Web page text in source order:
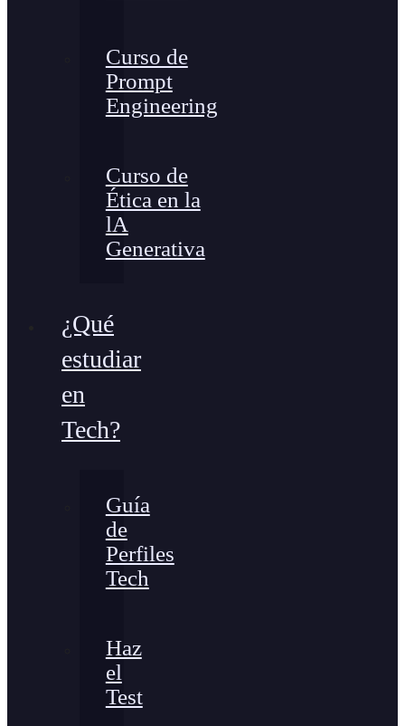
Curso de
Prompt
Engineering
Curso de
Ética en la
lA
Generativa
¿Qué
estudiar
en
Tech?
Guía
de
Perfiles
Tech
Haz
el
Test